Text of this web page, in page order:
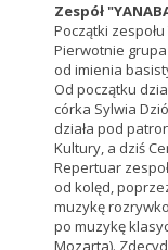
Zespół
Początki
Pierwotnie
od imienia
Od początku
córka Sylwia
działa pod
Kultury, a dziś
Repertuar
od kolęd,
muzykę
po muzykę
Mozarta).